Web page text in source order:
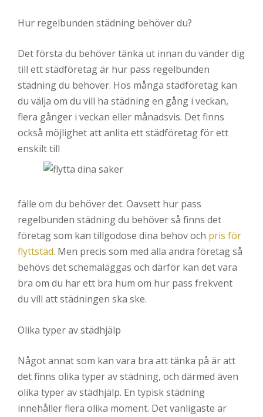
Hur regelbunden städning behöver du?
Det första du behöver tänka ut innan du vänder dig
till ett städföretag är hur pass regelbunden
städning du behöver. Hos många städföretag kan
du välja om du vill ha städning en gång i veckan,
flera gånger i veckan eller månadsvis. Det finns
också möjlighet att anlita ett städföretag för ett
enskilt till
fälle om du behöver det. Oavsett hur pass
regelbunden städning du behöver så finns det
företag som kan tillgodose dina behov och pris för
flyttstäd. Men precis som med alla andra företag så
behövs det schemaläggas och därför kan det vara
bra om du har ett bra hum om hur pass frekvent
du vill att städningen ska ske.
Olika typer av städhjälp
Något annat som kan vara bra att tänka på är att
det finns olika typer av städning, och därmed även
olika typer av städhjälp. En typisk städning
innehåller flera olika moment. Det vanligaste är